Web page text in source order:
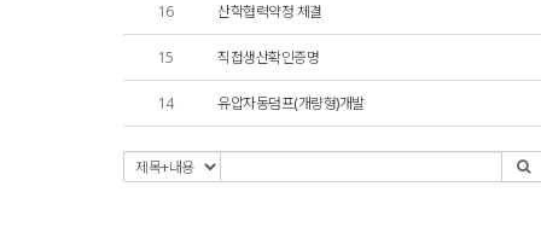
16 산학협력약정 체결
15 직접생산확인증명
14 유압자동덤프(개량형)개발